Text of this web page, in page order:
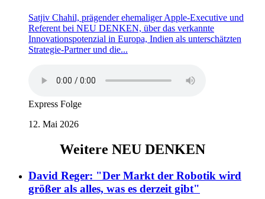
Satjiv Chahil, prägender ehemaliger Apple-Executive und
Referent bei NEU DENKEN, über das verkannte
Innovationspotenzial in Europa, Indien als unterschätzten
Strategie-Partner und die...
Express Folge
12. Mai 2026
Weitere NEU DENKEN
David Reger: "Der Markt der Robotik wird
größer als alles, was es derzeit gibt"